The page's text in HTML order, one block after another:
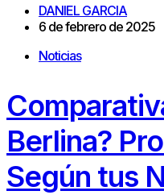
DANIEL GARCIA
6 de febrero de 2025
Noticias
Berlina?
Según tus